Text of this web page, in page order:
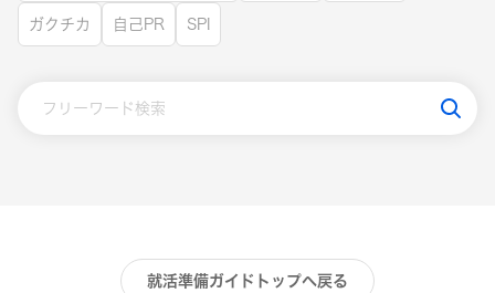
ガクチカ 自己PR SPI
就活準備ガイドトップへ戻る